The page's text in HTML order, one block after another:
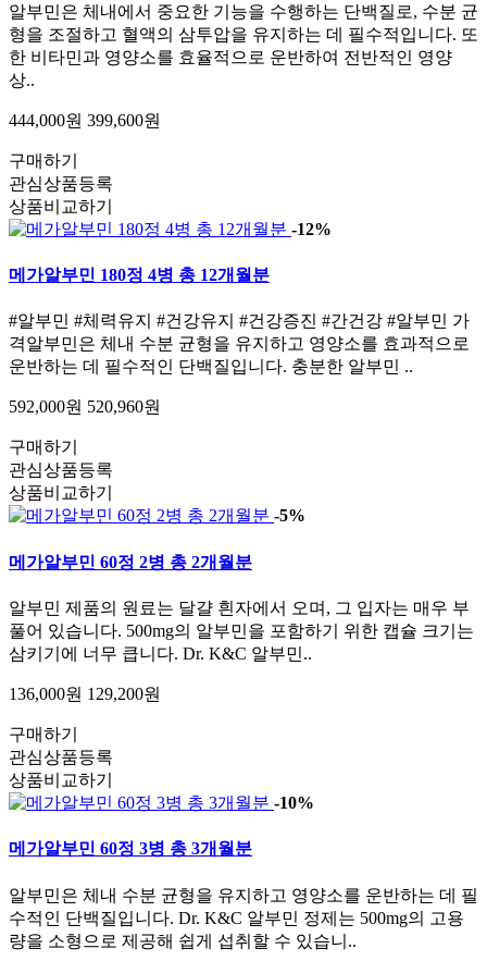
알부민은 체내에서 중요한 기능을 수행하는 단백질로, 수분 균
형을 조절하고 혈액의 삼투압을 유지하는 데 필수적입니다. 또
한 비타민과 영양소를 효율적으로 운반하여 전반적인 영양
상..
444,000원 399,600원
구매하기
관심상품등록
상품비교하기
-12%
메가알부민 180정 4병 총 12개월분
#알부민 #체력유지 #건강유지 #건강증진 #간건강 #알부민 가
격알부민은 체내 수분 균형을 유지하고 영양소를 효과적으로
운반하는 데 필수적인 단백질입니다. 충분한 알부민 ..
592,000원 520,960원
구매하기
관심상품등록
상품비교하기
-5%
메가알부민 60정 2병 총 2개월분
알부민 제품의 원료는 달걀 흰자에서 오며, 그 입자는 매우 부
풀어 있습니다. 500mg의 알부민을 포함하기 위한 캡슐 크기는
삼키기에 너무 큽니다. Dr. K&C 알부민..
136,000원 129,200원
구매하기
관심상품등록
상품비교하기
-10%
메가알부민 60정 3병 총 3개월분
알부민은 체내 수분 균형을 유지하고 영양소를 운반하는 데 필
수적인 단백질입니다. Dr. K&C 알부민 정제는 500mg의 고용
량을 소형으로 제공해 쉽게 섭취할 수 있습니..